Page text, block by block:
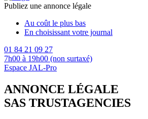
Publiez une annonce légale
Au coût le plus bas
En choisissant votre journal
01 84 21 09 27
7h00 à 19h00 (non surtaxé)
Espace JAL-Pro
ANNONCE LÉGALE
SAS TRUSTAGENCIES